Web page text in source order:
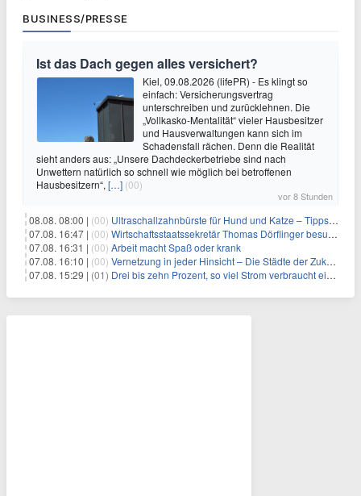
BUSINESS/PRESSE
Ist das Dach gegen alles versichert?
Kiel, 09.08.2026 (lifePR) - Es klingt so
einfach: Versicherungsvertrag
unterschreiben und zurücklehnen. Die
„Vollkasko-Mentalität“ vieler Hausbesitzer
und Hausverwaltungen kann sich im
Schadensfall rächen. Denn die Realität
sieht anders aus: „Unsere Dachdeckerbetriebe sind nach
Unwettern natürlich so schnell wie möglich bei betroffenen
Hausbesitzern“, […] (00)
vor 8 Stunden
08.08. 08:00 | (00) Ultraschallzahnbürste für Hund und Katze – Tipps zur erfolgreichen Eingewöhnung
07.08. 16:47 | (00) Wirtschaftsstaatssekretär Thomas Dörflinger besucht Handwerksbetrieb im Kammerbezirk Freiburg
07.08. 16:31 | (00) Arbeit macht Spaß oder krank
07.08. 16:10 | (00) Vernetzung in jeder Hinsicht – Die Städte der Zukunft sind grün-blau
07.08. 15:29 | (01) Drei bis zehn Prozent, so viel Strom verbraucht ein Aufzug im Gebäude